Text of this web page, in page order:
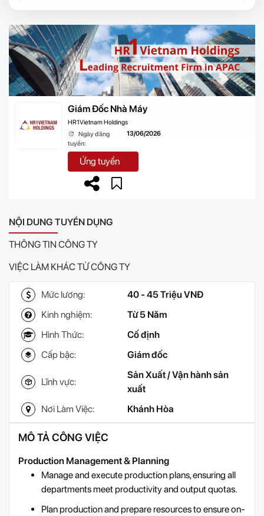
Giám Đốc Nhà Máy
HR1Vietnam Holdings
Ngày đăng
tuyển:
13/06/2026
Ứng tuyển
NỘI DUNG TUYỂN DỤNG
THÔNG TIN CÔNG TY
VIỆC LÀM KHÁC TỪ CÔNG TY
Mức lương:
40 - 45 Triệu VNĐ
Kinh nghiệm:
Từ 5 Năm
Hình Thức:
Cố định
Cấp bậc:
Giám đốc
Lĩnh vực:
Sản Xuất / Vận hành sản
xuất
Nơi Làm Việc:
Khánh Hòa
MÔ TẢ CÔNG VIỆC
Production Management & Planning
Manage and execute production plans, ensuring all
departments meet productivity and output quotas.
Plan production and prepare resources to ensure on-